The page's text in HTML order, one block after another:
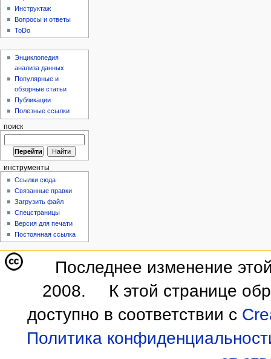
Инструктаж
Вопросы и ответы
ToDo
Энциклопедия
анализа данных
Популярные и
обзорные статьи
Публикации
Полезные ссылки
поиск
инструменты
Ссылки сюда
Связанные правки
Загрузить файл
Спецстраницы
Версия для печати
Постоянная ссылка
Последнее изменение
2008.
К этой странице
доступно в соответствии с
Политика